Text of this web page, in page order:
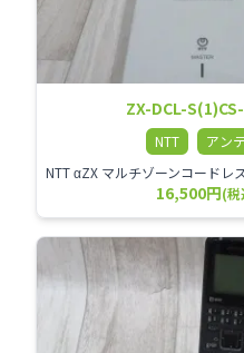
ZX-DCL-
NTT
アン
16,500円(税